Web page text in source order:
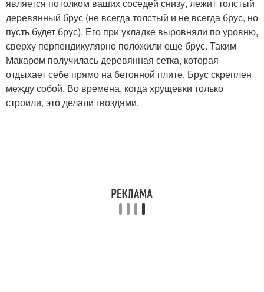
является потолком ваших соседей снизу, лежит толстый
деревянный брус (не всегда толстый и не всегда брус, но
пусть будет брус). Его при укладке выровняли по уровню,
сверху перпендикулярно положили еще брус. Таким
Макаром получилась деревянная сетка, которая
отдыхает себе прямо на бетонной плите. Брус скреплен
между собой. Во времена, когда хрущевки только
строили, это делали гвоздями.